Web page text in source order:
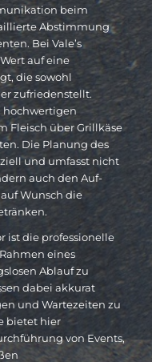
beim
Abstimmung
Bei Vale’s
auf eine
die sowohl
zufriedenstellt.
hochwertigen
Fleisch über Grillkäse
Die Planung des
und umfasst nicht
auch den Auf-
Wunsch die
ist die professionelle
eines
Ablauf zu
dabei akkurat
und Wartezeiten zu
bietet hier
von Events,